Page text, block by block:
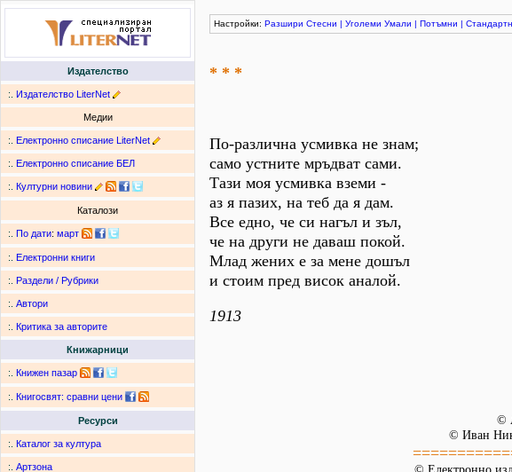
Издателство
:. Издателство LiterNet
Медии
:. Електронно списание LiterNet
:. Електронно списание БЕЛ
:. Културни новини
Каталози
:. По дати: март
:. Електронни книги
:. Раздели / Рубрики
:. Автори
:. Критика за авторите
Книжарници
:. Книжен пазар
:. Книгосвят: сравни цени
Ресурси
:. Каталог за култура
:. Артзона
Настройки: Разшири Стесни | Уголеми Умали | Потъмни |
* * *
По-различна усмивка не знам;
само устните мръдват сами.
Тази моя усмивка вземи -
аз я пазих, на теб да я дам.
Все едно, че си нагъл и зъл,
че на други не даваш покой.
Млад жених е за мене дошъл
и стоим пред висок аналой.
1913
©
© Иван